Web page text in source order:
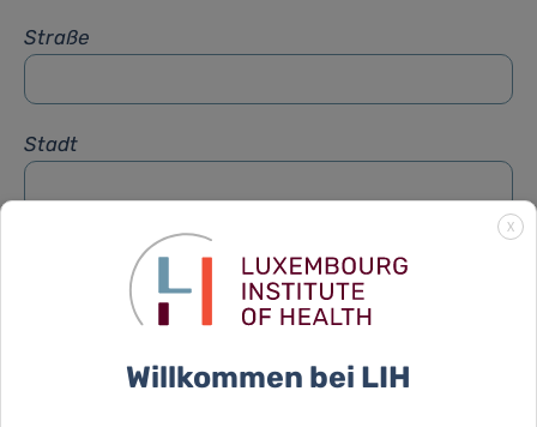
Straße
Stadt
X
Willkommen bei LIH